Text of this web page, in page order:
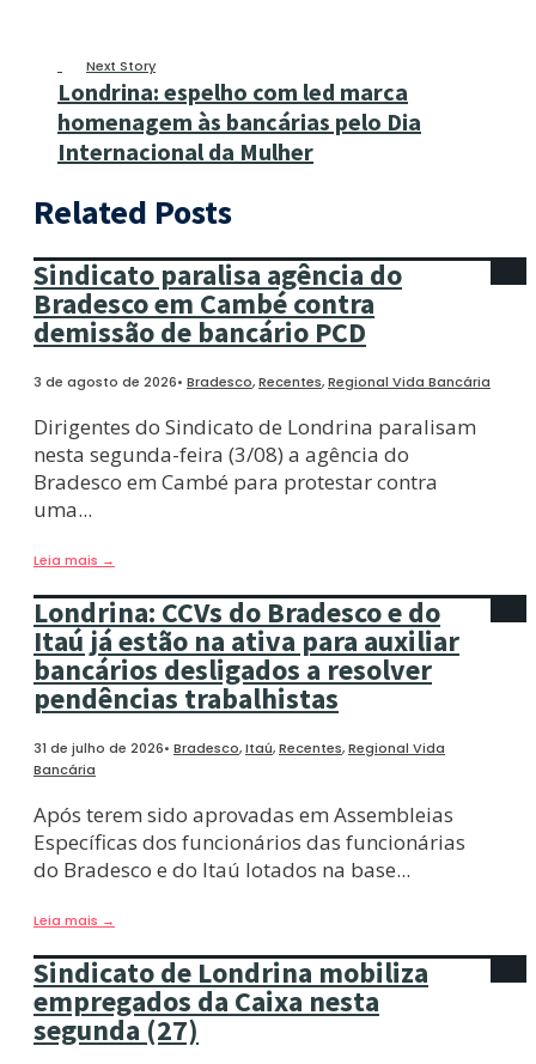
Next Story
Londrina: espelho com led marca
homenagem às bancárias pelo Dia
Internacional da Mulher
Related Posts
Sindicato paralisa agência do
Bradesco em Cambé contra
demissão de bancário PCD
3 de agosto de 2026• Bradesco,Recentes,Regional Vida Bancária
Dirigentes do Sindicato de Londrina paralisam
nesta segunda-feira (3/08) a agência do
Bradesco em Cambé para protestar contra
uma...
Leia mais →
Londrina: CCVs do Bradesco e do
Itaú já estão na ativa para auxiliar
bancários desligados a resolver
pendências trabalhistas
31 de julho de 2026• Bradesco,Itaú,Recentes,Regional Vida
Bancária
Após terem sido aprovadas em Assembleias
Específicas dos funcionários das funcionárias
do Bradesco e do Itaú lotados na base...
Leia mais →
Sindicato de Londrina mobiliza
empregados da Caixa nesta
segunda (27)